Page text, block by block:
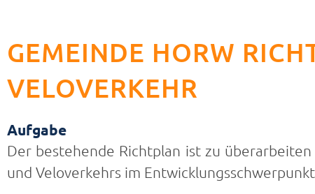
GEMEINDE HORW
VELOVERKEHR
Aufgabe
Der bestehende Richtplan ist zu
und Veloverkehrs im